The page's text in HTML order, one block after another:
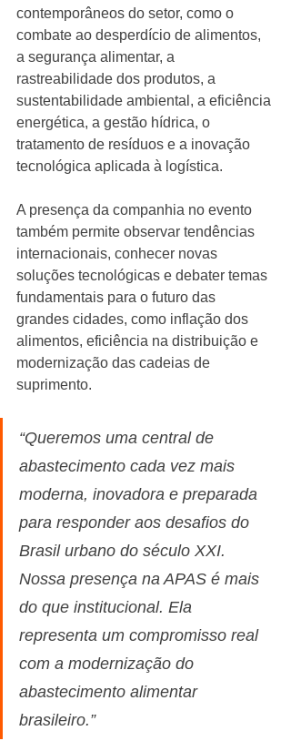
contemporâneos do setor, como o
combate ao desperdício de alimentos,
a segurança alimentar, a
rastreabilidade dos produtos, a
sustentabilidade ambiental, a eficiência
energética, a gestão hídrica, o
tratamento de resíduos e a inovação
tecnológica aplicada à logística.
A presença da companhia no evento
também permite observar tendências
internacionais, conhecer novas
soluções tecnológicas e debater temas
fundamentais para o futuro das
grandes cidades, como inflação dos
alimentos, eficiência na distribuição e
modernização das cadeias de
suprimento.
“Queremos uma central de
abastecimento cada vez mais
moderna, inovadora e preparada
para responder aos desafios do
Brasil urbano do século XXI.
Nossa presença na APAS é mais
do que institucional. Ela
representa um compromisso real
com a modernização do
abastecimento alimentar
brasileiro.”